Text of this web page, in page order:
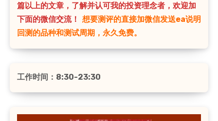
篇以上的文章，了解并认可我的投资理念者，欢迎加
下面的微信交流！
想要测评的直接加微信发送ea说明
回测的品种和测试周期，永久免费。
工作时间：8:30-23:30